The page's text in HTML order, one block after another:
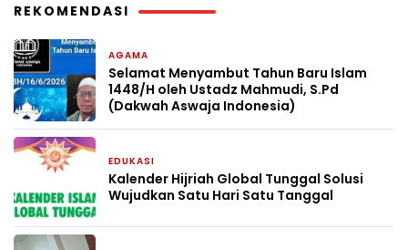
REKOMENDASI
AGAMA
Selamat Menyambut Tahun Baru Islam
1448/H oleh Ustadz Mahmudi, S.Pd
(Dakwah Aswaja Indonesia)
EDUKASI
Kalender Hijriah Global Tunggal Solusi
Wujudkan Satu Hari Satu Tanggal